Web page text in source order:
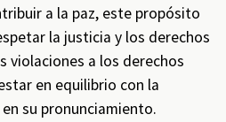
a la paz, este propósito
la justicia y los derechos
violaciones a los derechos
en equilibrio con la
su pronunciamiento.